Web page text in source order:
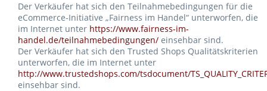
Der Verkäufer hat sich den Teilnahmebedingungen für die
eCommerce-Initiative „Fairness im Handel“ unterworfen, die
im Internet unter https://www.fairness-im-
handel.de/teilnahmebedingungen/ einsehbar sind.
Der Verkäufer hat sich den Trusted Shops Qualitätskriterien
unterworfen, die im Internet unter
http://www.trustedshops.com/tsdocument/
einsehbar sind.